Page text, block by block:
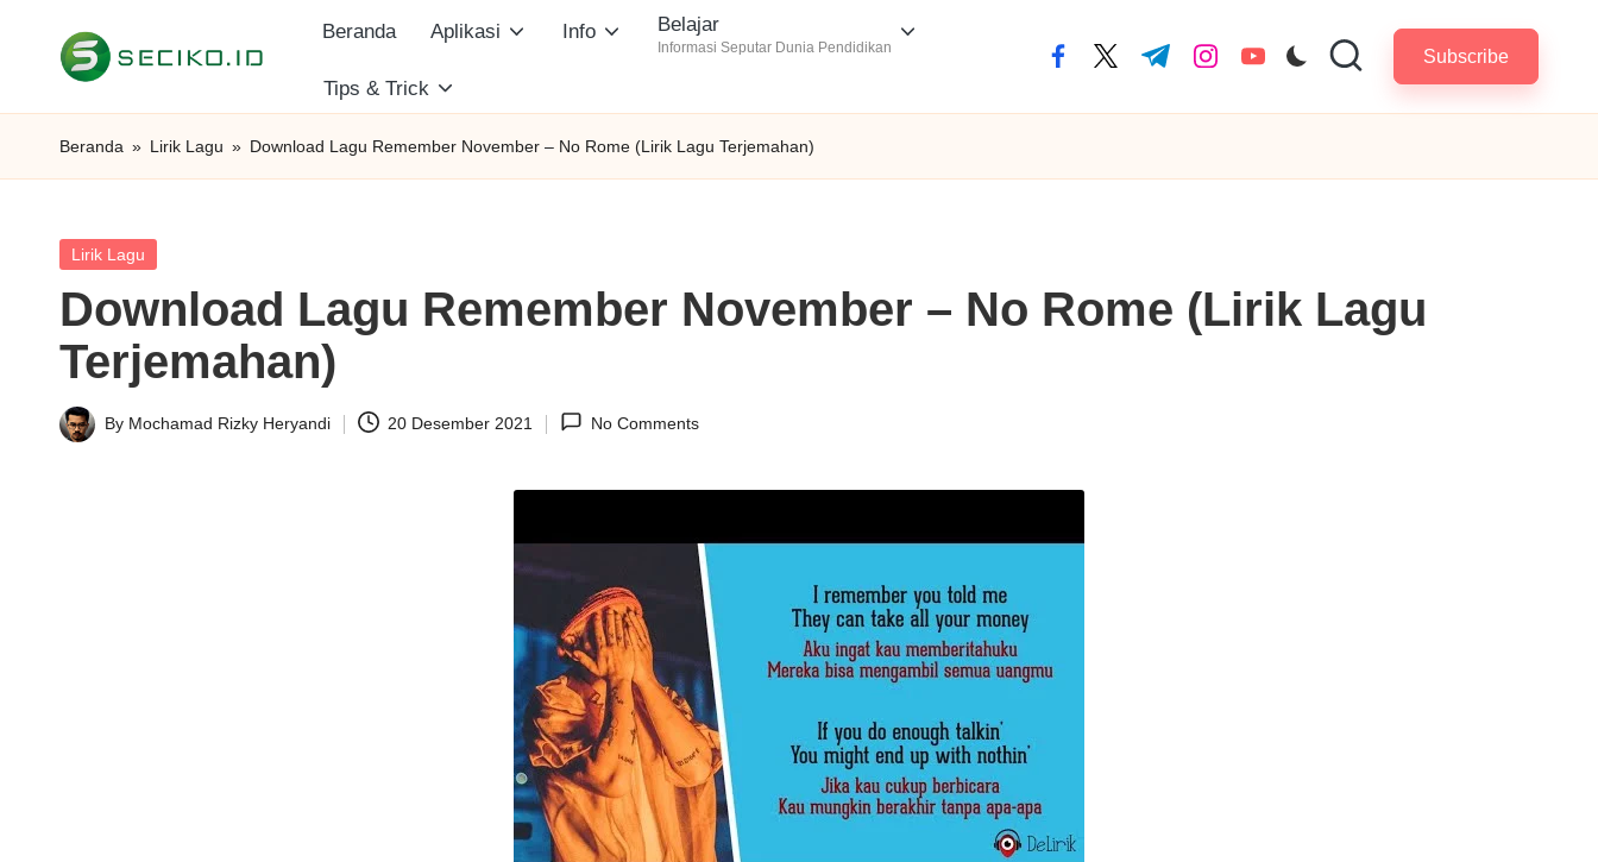
S
e
i
k
o
I
Informasi
dan
Beranda Aplikasi Info Belajar
Informasi Seputar Dunia Pendidikan
Tips & Trick
facebook.com
twitter.com
t.me instagram.com
youtube.com Subscribe
Beranda » Lirik Lagu » Download Lagu Remember November – No Rome (Lirik Lagu Terjemahan)
Posted
Lirik Lagu
Download Lagu Remember November – No Rome (Lirik Lagu
Terjemahan)
Posted
By Mochamad Rizky Heryandi 20 Desember 2021 No Comments